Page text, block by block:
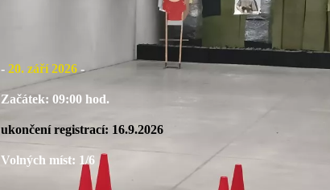
-20. září2026 -
Začátek: 09:00 hod.
ukončení registrací: 16.9.2026
Volných míst: 1/6